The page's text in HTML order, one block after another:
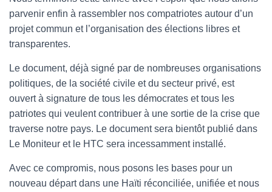
parvenir enfin à rassembler nos compatriotes autour d’un
projet commun et l’organisation des élections libres et
transparentes.
Le document, déjà signé par de nombreuses organisations
politiques, de la société civile et du secteur privé, est
ouvert à signature de tous les démocrates et tous les
patriotes qui veulent contribuer à une sortie de la crise que
traverse notre pays. Le document sera bientôt publié dans
Le Moniteur et le HTC sera incessamment installé.
Avec ce compromis, nous posons les bases pour un
nouveau départ dans une Haïti réconciliée, unifiée et nous